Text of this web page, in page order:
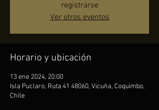
registrarse
Ver otros eventos
Horario y ubicación
13 ene 2024, 20:00
Isla Puclaro, Ruta 41 48060, Vicuña, Coquimbo,
Chile